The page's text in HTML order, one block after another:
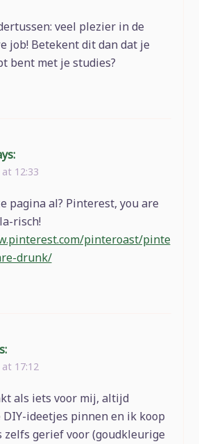
veel plezier in de
job! Betekent dit dan dat je
bent met je studies?
12:33
pagina al? Pinterest, you are
risch!
pinteroast/pinte
drunk/
17:12
als iets voor mij, altijd
DIY-ideetjes pinnen en ik koop
gerief voor (goudkleurige